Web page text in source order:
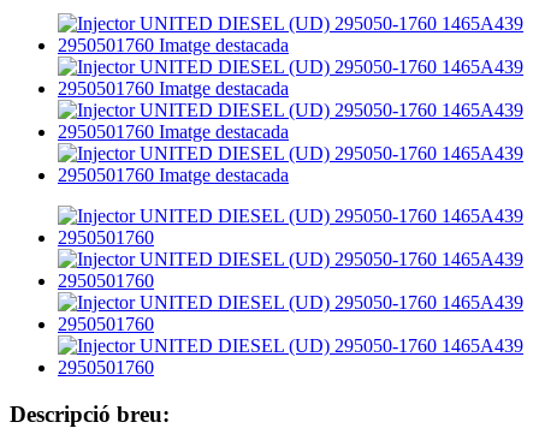
Descripció breu: